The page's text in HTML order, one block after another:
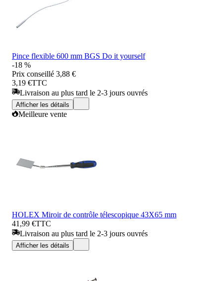
Pince flexible 600 mm BGS Do it yourself
-18 %
Prix conseillé 3,88 €
3,19 €TTC
Livraison au plus tard le 2-3 jours ouvrés
Afficher les détails
Meilleure vente
HOLEX Miroir de contrôle télescopique 43X65 mm
41,99 €TTC
Livraison au plus tard le 2-3 jours ouvrés
Afficher les détails